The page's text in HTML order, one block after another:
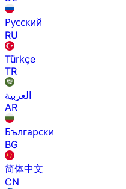
Русский
RU
Türkçe
TR
العربية
AR
Български
BG
简体中文
CN